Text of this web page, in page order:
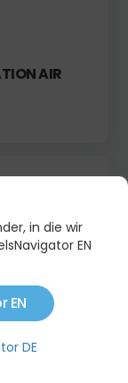
AIR
in die wir
EN
EN
DE